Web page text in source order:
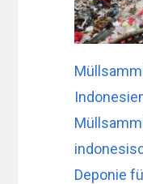
Deponie